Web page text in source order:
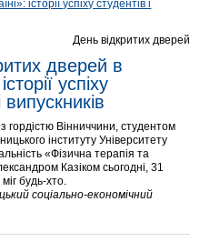
День відкритих дверей
дверей в
успіху
випускників
гордістю Вінниччини, студентом
інституту Університету
«Фізична терапія та
Казіком сьогодні, 31
будь-хто.
соціально-економічний